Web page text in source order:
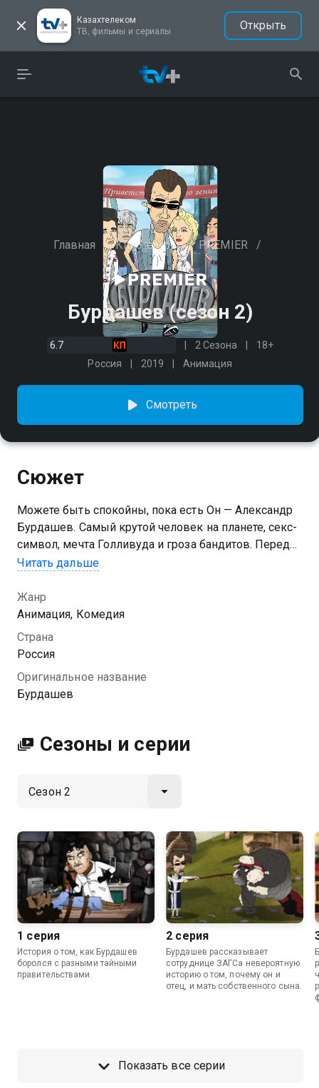
Казахтелеком
ТВ, фильмы и сериалы
Открыть
Главная / Кинотеатры / PREMIER /
Бурдашев (сезон 2)
6.7 2 Сезона
18+
Россия
2019 Анимация
Смотреть
Сюжет
Можете быть спокойны, пока есть Он — Александр
Бурдашев. Самый крутой человек на планете, секс-
символ, мечта Голливуда и гроза бандитов. Перед
масштабом такой личности невозможно устоять,
ТВ с крайне креативным названием — «Бурдашев».
Там он пафосно рассказывает о прошлом, брутально
разъезжает на мотоцикле в обнимку с красотками,
носит солнцезащитные очки 29 часов в сутки и
масштаба. Бурдашев — супергерой, которого никто
не заслужил.
можете совершенно бесплатно в хорошем HD
Читать дальше
Жанр
Анимация, Комедия
Страна
Россия
Оригинальное название
Бурдашев
Сезоны и серии
1 серия
История о том, как Бурдашев
боролся с разными тайными
правительствами.
2 серия
Бурдашев рассказывает
сотруднице ЗАГСа невероятную
историю о том, почему он и
отец, и мать собственного сына.
Показать все серии